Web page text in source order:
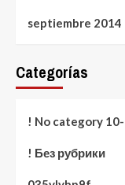
septiembre 2014
Categorías
! No category 10-
! Без рубрики